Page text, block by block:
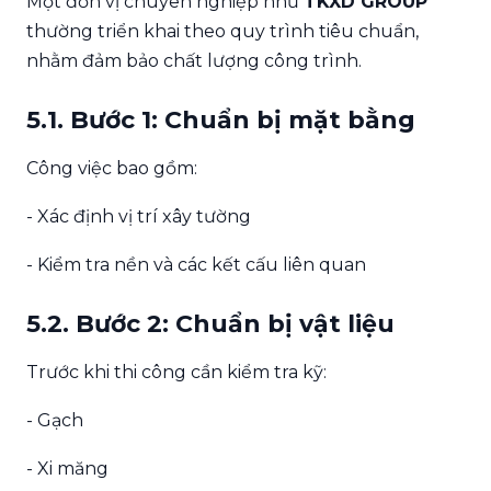
thường triển khai theo quy trình tiêu chuẩn,
nhằm đảm bảo chất lượng công trình.
5.1. Bước 1: Chuẩn bị mặt bằng
Công việc bao gồm:
- Xác định vị trí xây tường
- Kiểm tra nền và các kết cấu liên quan
5.2. Bước 2: Chuẩn bị vật liệu
Trước khi thi công cần kiểm tra kỹ:
- Gạch
- Xi măng